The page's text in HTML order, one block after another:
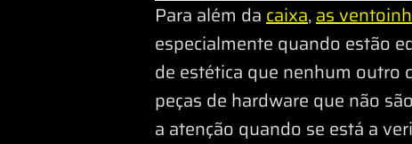
Para além dacaixa,as
especialmente quando estão
de estética que nenhum outro
peças de hardware que não
a atenção quando se está a